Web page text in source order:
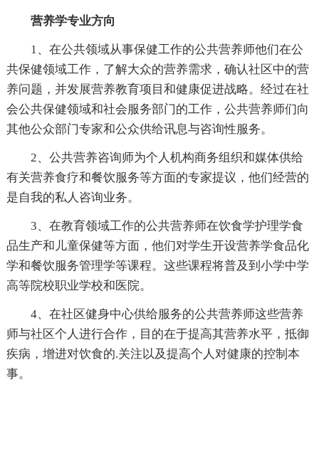
营养学专业方向
1、在公共领域从事保健工作的公共营养师他们在公
共保健领域工作，了解大众的营养需求，确认社区中的营
养问题，并发展营养教育项目和健康促进战略。经过在社
会公共保健领域和社会服务部门的工作，公共营养师们向
其他公众部门专家和公众供给讯息与咨询性服务。
2、公共营养咨询师为个人机构商务组织和媒体供给
有关营养食疗和餐饮服务等方面的专家提议，他们经营的
是自我的私人咨询业务。
3、在教育领域工作的公共营养师在饮食学护理学食
品生产和儿童保健等方面，他们对学生开设营养学食品化
学和餐饮服务管理学等课程。这些课程将普及到小学中学
高等院校职业学校和医院。
4、在社区健身中心供给服务的公共营养师这些营养
师与社区个人进行合作，目的在于提高其营养水平，抵御
疾病，增进对饮食的.关注以及提高个人对健康的控制本
事。